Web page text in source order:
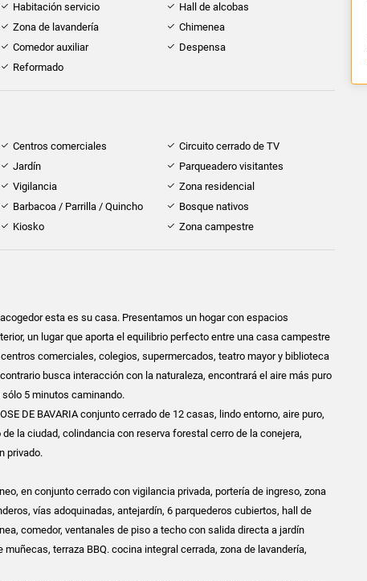
Habitación servicio
Hall de alcobas
Zona de lavandería
Chimenea
Comedor auxiliar
Despensa
Reformado
Centros comerciales
Circuito cerrado de TV
Jardín
Parqueadero visitantes
Vigilancia
Zona residencial
Barbacoa / Parrilla / Quincho
Bosque nativos
Kiosko Zona campestre
esta es su casa. Presentamos un hogar con espacios
un lugar que aporta el equilibrio perfecto entre una casa campestre
comerciales, colegios, supermercados, teatro mayor y biblioteca
busca interacción con la naturaleza, encontrará el aire más puro
5 minutos caminando.
DE BAVARIA conjunto cerrado de 12 casas, lindo entorno, aire puro,
la ciudad, colindancia con reserva forestal cerro de la conejera,
privado.
en conjunto cerrado con vigilancia privada, portería de ingreso, zona
vías adoquinadas, antejardín, 6 parquederos cubiertos, hall de
comedor, ventanales de piso a techo con salida directa a jardín
terraza BBQ. cocina integral cerrada, zona de lavandería,